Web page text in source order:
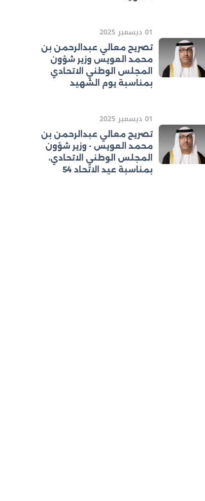
01 ديسمبر 2025
تصريح معالي عبدالرحمن بن
محمد العويس وزير شؤون
المجلس الوطني الاتحادي
بمناسبة يوم الشهيد
01 ديسمبر 2025
تصريح معالي عبدالرحمن بن
محمد العويس - وزير شؤون
المجلس الوطني الاتحادي،
بمناسبة عيد الاتحاد 54